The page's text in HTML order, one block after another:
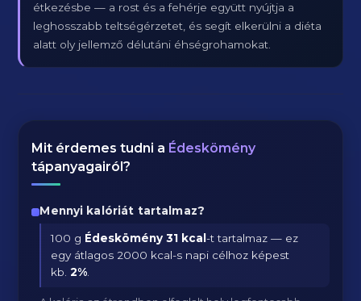
étkezésbe — a rost és a fehérje együtt nyújtja a
leghosszabb teltségérzetet, és segít elkerülni a diéta
alatt oly jellemző délutáni éhségrohamokat.
Mit érdemes tudni a Édeskömény
tápanyagairól?
Mennyi kalóriát tartalmaz?
100 g Édeskömény 31 kcal-t tartalmaz — ez
egy átlagos 2000 kcal-s napi célhoz képest
kb.2%